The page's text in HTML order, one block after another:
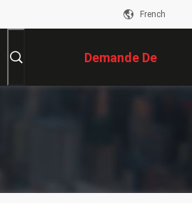
French
Demande De
Soumission